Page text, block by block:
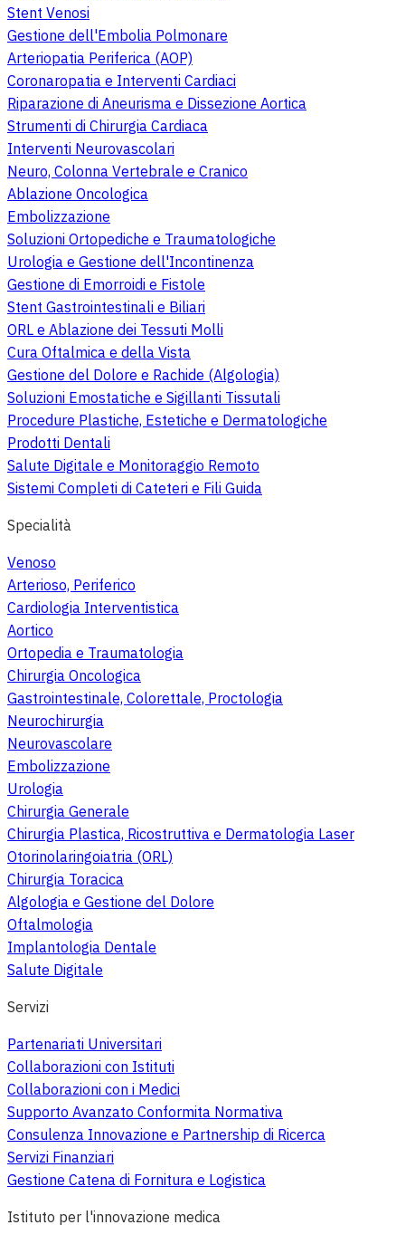
Stent Venosi
Gestione dell'Embolia Polmonare
Arteriopatia Periferica (AOP)
Coronaropatia e Interventi Cardiaci
Riparazione di Aneurisma e Dissezione Aortica
Strumenti di Chirurgia Cardiaca
Interventi Neurovascolari
Neuro, Colonna Vertebrale e Cranico
Ablazione Oncologica
Embolizzazione
Soluzioni Ortopediche e Traumatologiche
Urologia e Gestione dell'Incontinenza
Gestione di Emorroidi e Fistole
Stent Gastrointestinali e Biliari
ORL e Ablazione dei Tessuti Molli
Cura Oftalmica e della Vista
Gestione del Dolore e Rachide (Algologia)
Soluzioni Emostatiche e Sigillanti Tissutali
Procedure Plastiche, Estetiche e Dermatologiche
Prodotti Dentali
Salute Digitale e Monitoraggio Remoto
Sistemi Completi di Cateteri e Fili Guida
Specialità
Venoso
Arterioso, Periferico
Cardiologia Interventistica
Aortico
Ortopedia e Traumatologia
Chirurgia Oncologica
Gastrointestinale, Colorettale, Proctologia
Neurochirurgia
Neurovascolare
Embolizzazione
Urologia
Chirurgia Generale
Chirurgia Plastica, Ricostruttiva e Dermatologia Laser
Otorinolaringoiatria (ORL)
Chirurgia Toracica
Algologia e Gestione del Dolore
Oftalmologia
Implantologia Dentale
Salute Digitale
Servizi
Partenariati Universitari
Collaborazioni con Istituti
Collaborazioni con i Medici
Supporto Avanzato Conformita Normativa
Consulenza Innovazione e Partnership di Ricerca
Servizi Finanziari
Gestione Catena di Fornitura e Logistica
Istituto per l'innovazione medica